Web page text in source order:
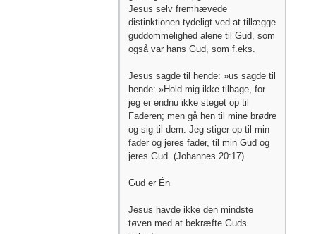
Jesus selv fremhævede
distinktionen tydeligt ved at tillægge
guddommelighed alene til Gud, som
også var hans Gud, som f.eks.
Jesus sagde til hende: »us sagde til
hende: »Hold mig ikke tilbage, for
jeg er endnu ikke steget op til
Faderen; men gå hen til mine brødre
og sig til dem: Jeg stiger op til min
fader og jeres fader, til min Gud og
jeres Gud. (Johannes 20:17)
Gud er Én
Jesus havde ikke den mindste
tøven med at bekræfte Guds